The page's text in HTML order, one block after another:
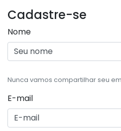
Cadastre-se
Nome
Nunca vamos compartilhar seu
E-mail